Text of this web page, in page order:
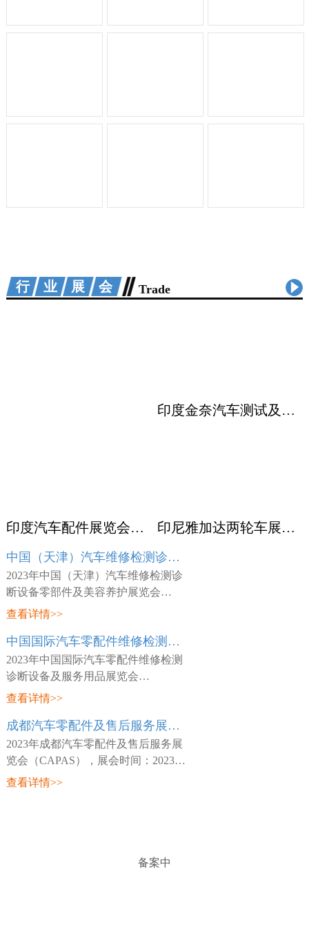
行业展会 Trade
印度汽车配件展览会ACMA
印度金奈汽车测试及质量监控展览会 Automotive Testing Expo
印尼雅加达两轮车展览会 INABIKE
中国（天津）汽车维修检测诊断设备零部件及美容养护展览会 AMR
2023年中国（天津）汽车维修检测诊
断设备零部件及美容养护展览会
（AMR），展会时间：2023年03月23
咸水沽镇国展大道888号-国家会展中
心(天津)，主
查看详情>>
中国国际汽车零配件维修检测诊断设备及服务用品展览会 Automechanika Shanghai
2023年中国国际汽车零配件维修检测
诊断设备及服务用品展览会
（Automechanika Shanghai），展会时
地点：中国-深圳-宝安区福海街道展城
路1号-深圳国际会
查看详情>>
成都汽车零配件及售后服务展览会 CAPAS
2023年成都汽车零配件及售后服务展
览会（CAPAS），展会时间：2023年
05月18日~05月20日，展会地点：中
查看详情>>
备案中